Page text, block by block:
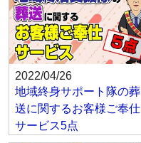
2022/04/26
地域終身サポート隊の葬
送に関するお客様ご奉仕
サービス5点